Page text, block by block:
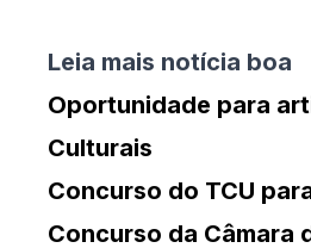
Leia mais notícia boa
Oportunidade para
Culturais
Concurso do TCU
Concurso da Câmara